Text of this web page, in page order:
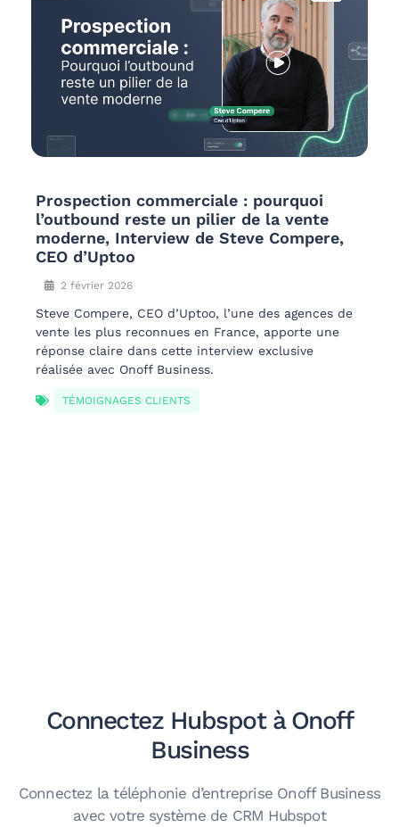
de
une
Optimiser le coaching
Pourquoi passer à l’IA ?
l'assurance qualité (QA) ressemble à la
d'une aiguille dans une botte de foin. En
un manager n'écoute que 2 % des appels
équipe, espérant tomber par hasard sur
propice au coaching, tandis que les 98
Connectez Hubspot à Onoff
Business
Connectez la téléphonie d’entreprise Onoff Business
avec votre système de CRM Hubspot